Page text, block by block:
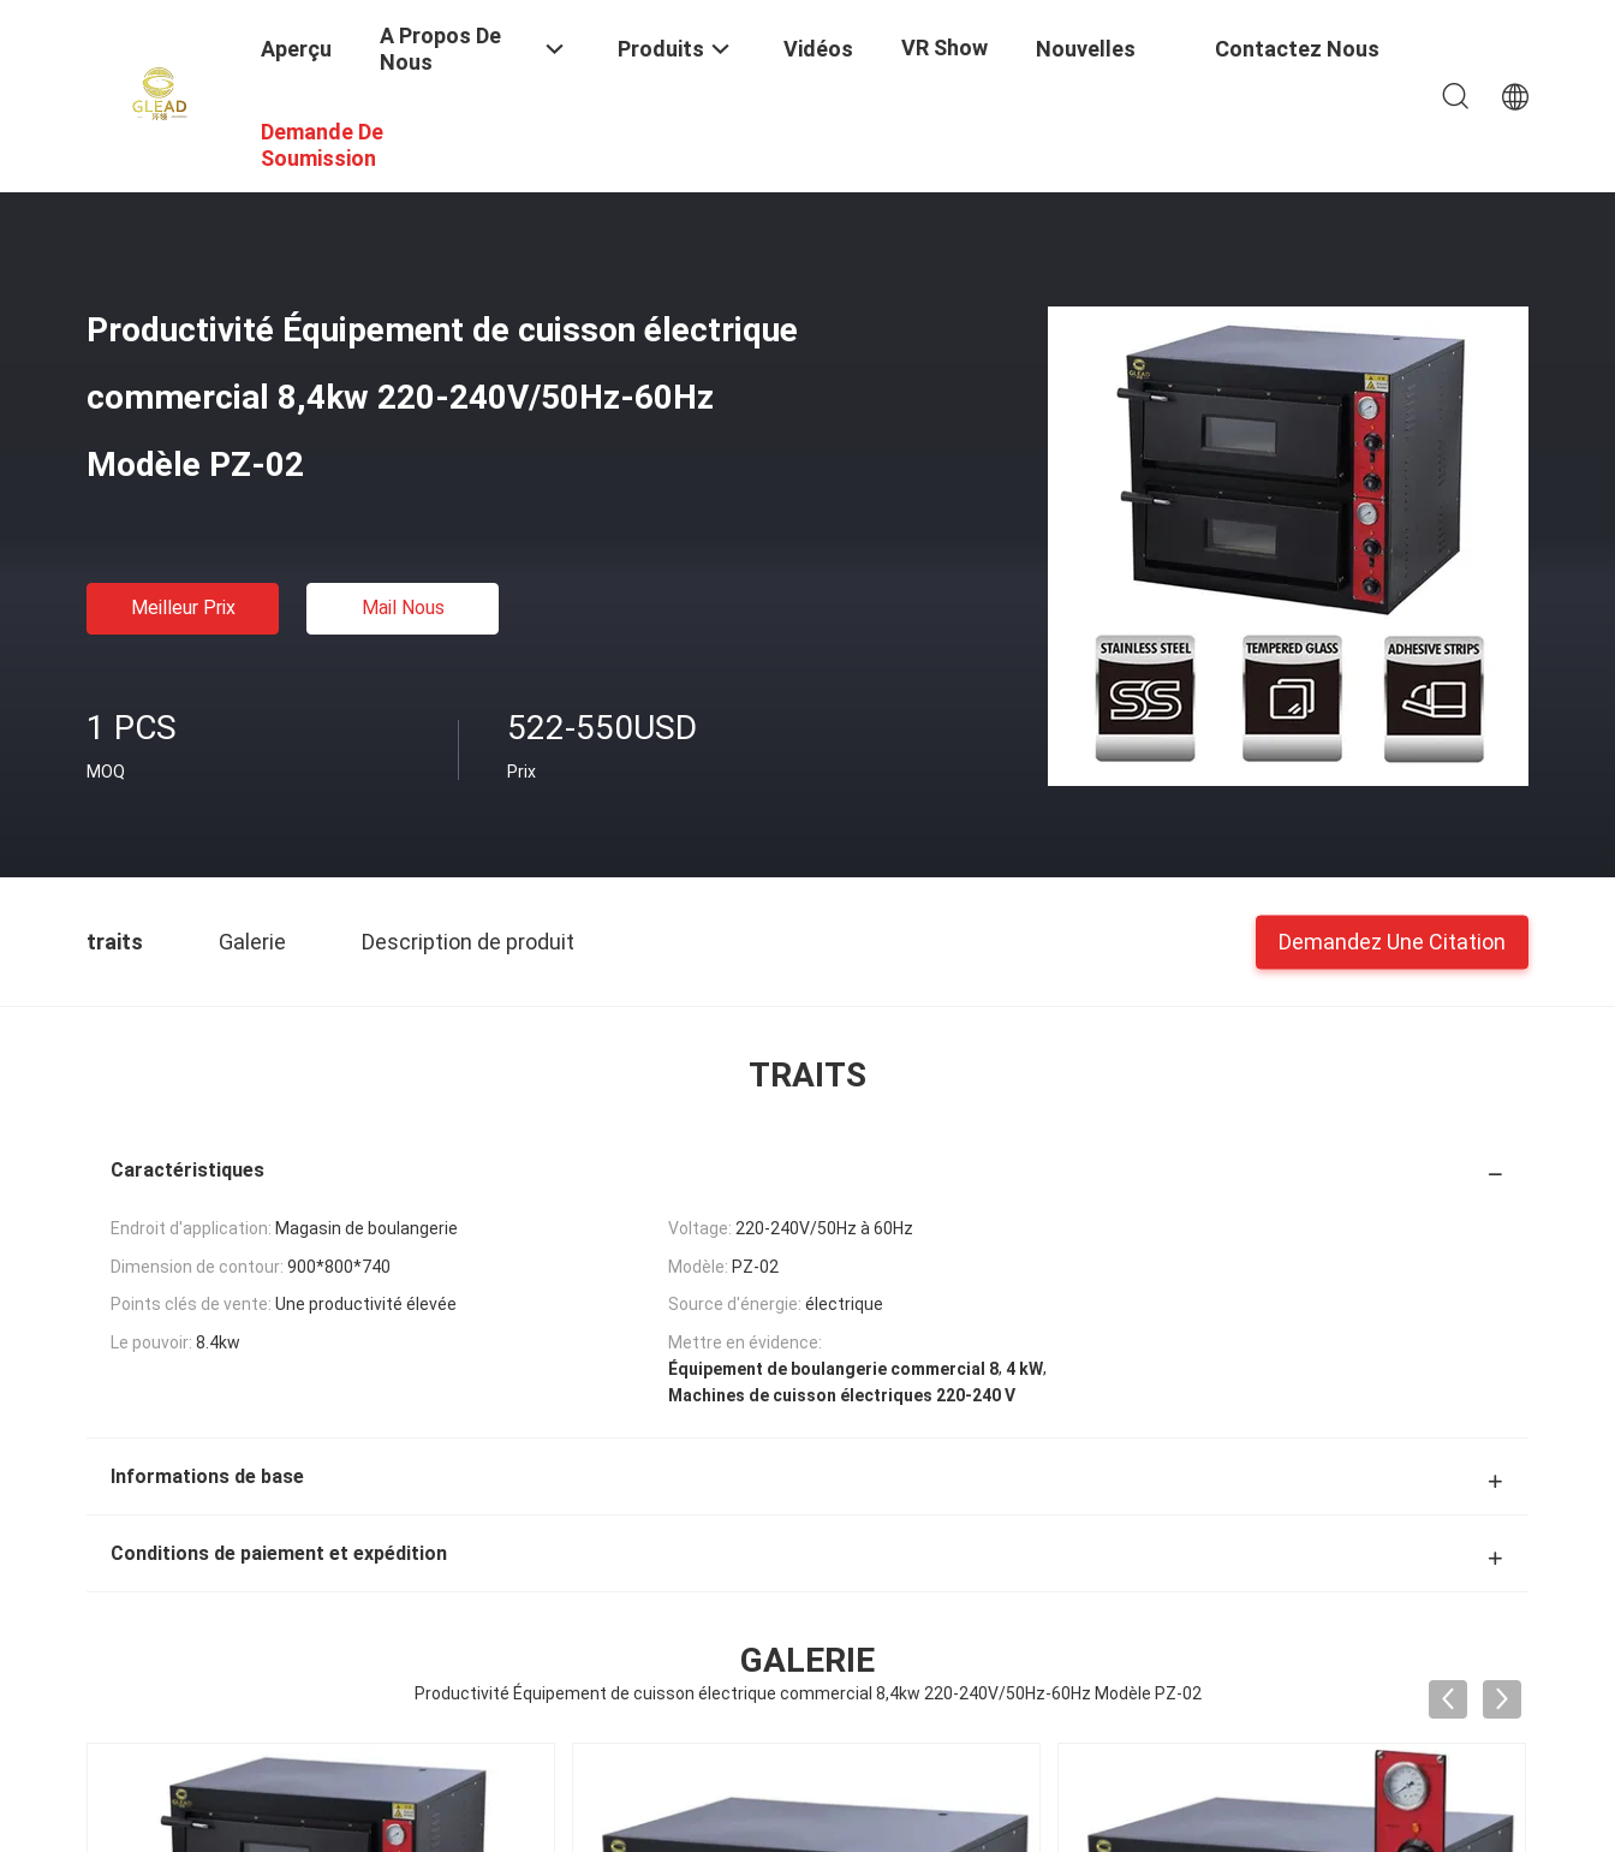
Aperçu
A Propos De
Nous
Produits Vidéos VR Show Nouvelles Contactez Nous
Demande De
Soumission
Équipement Commercial De Cuisson
Productivité Équipement de cuisson électrique
commercial 8,4kw 220-240V/50Hz-60Hz
Modèle PZ-02
Meilleur Prix Mail Nous
1 PCS
MOQ
522-550USD
Prix
traits Galerie Description de produit Demandez Une Citation
TRAITS
Caractéristiques
Endroit d'application: Magasin de boulangerie Voltage: 220-240V/50Hz à 60Hz
Dimension de contour: 900*800*740 Modèle: PZ-02
Points clés de vente: Une productivité élevée Source d'énergie: électrique
Le pouvoir: 8.4kw
Mettre en évidence:
Équipement de boulangerie commercial 8, 4 kW,
Machines de cuisson électriques 220-240 V
Informations de base
Conditions de paiement et expédition
GALERIE
Productivité Équipement de cuisson électrique commercial 8,4kw 220-240V/50Hz-60Hz Modèle PZ-02